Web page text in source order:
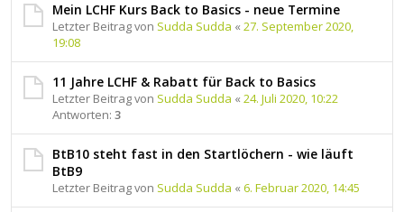
Mein LCHF Kurs Back to Basics - neue Termine
Letzter Beitrag von Sudda Sudda « 27. September 2020,
19:08
11 Jahre LCHF & Rabatt für Back to Basics
Letzter Beitrag von Sudda Sudda « 24. Juli 2020, 10:22
Antworten: 3
BtB10 steht fast in den Startlöchern - wie läuft
BtB9
Letzter Beitrag von Sudda Sudda « 6. Februar 2020, 14:45